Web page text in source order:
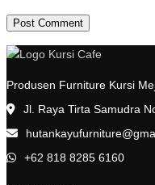
Produsen Furniture Kursi
Jl. Raya Tirta Samudra
+62 818 8285 6160